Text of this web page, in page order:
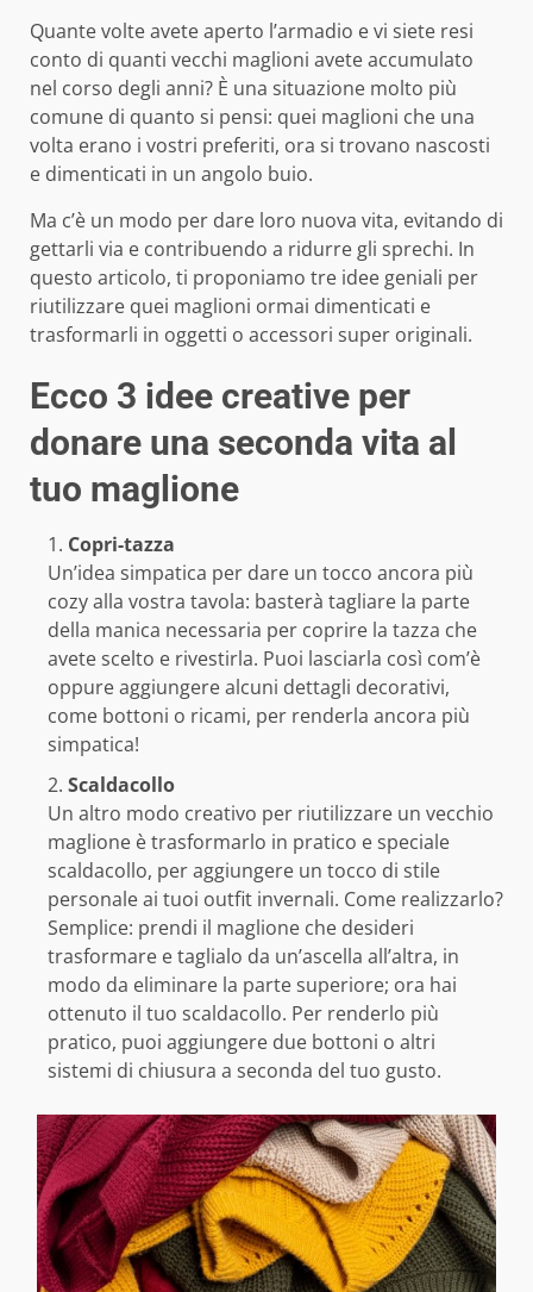
Quante volte avete aperto l’armadio e vi siete resi
conto di quanti vecchi maglioni avete accumulato
nel corso degli anni? È una situazione molto più
comune di quanto si pensi: quei maglioni che una
volta erano i vostri preferiti, ora si trovano nascosti
e dimenticati in un angolo buio.
Ma c’è un modo per dare loro nuova vita, evitando di
gettarli via e contribuendo a ridurre gli sprechi. In
questo articolo, ti proponiamo tre idee geniali per
riutilizzare quei maglioni ormai dimenticati e
trasformarli in oggetti o accessori super originali.
Ecco 3 idee creative per
donare una seconda vita al
tuo maglione
Copri-tazza
Un’idea simpatica per dare un tocco ancora più
cozy alla vostra tavola: basterà tagliare la parte
della manica necessaria per coprire la tazza che
avete scelto e rivestirla. Puoi lasciarla così com’è
oppure aggiungere alcuni dettagli decorativi,
come bottoni o ricami, per renderla ancora più
simpatica!
Scaldacollo
Un altro modo creativo per riutilizzare un vecchio
maglione è trasformarlo in pratico e speciale
scaldacollo, per aggiungere un tocco di stile
personale ai tuoi outfit invernali. Come realizzarlo?
Semplice: prendi il maglione che desideri
trasformare e taglialo da un’ascella all’altra, in
modo da eliminare la parte superiore; ora hai
ottenuto il tuo scaldacollo. Per renderlo più
pratico, puoi aggiungere due bottoni o altri
sistemi di chiusura a seconda del tuo gusto.